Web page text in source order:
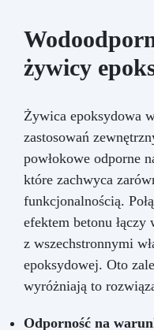
żywicy
Żywica epoksydowa
zastosowań
powłokowe odporne
które zachwyca
funkcjonalnością.
efektem betonu łączy
z wszechstronnymi
epoksydowej. Oto
wyróżniają to
Odporność na